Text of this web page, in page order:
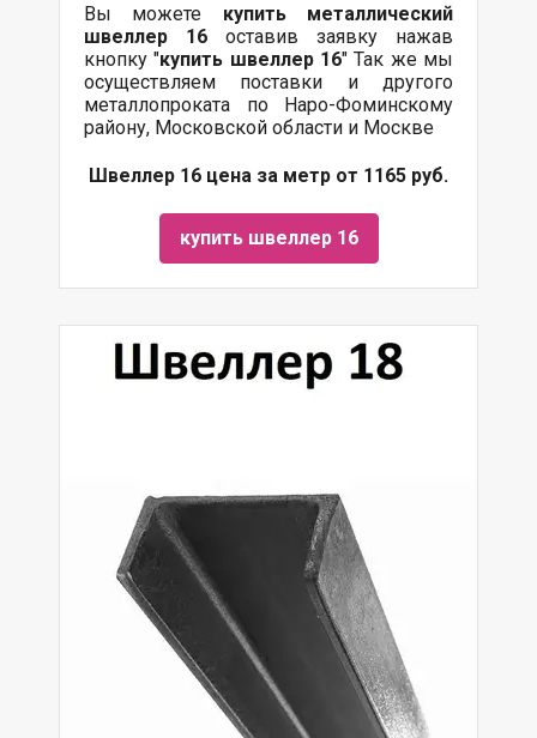
Вы можете купить металлический
швеллер 16 оставив заявку нажав
кнопку "купить швеллер 16" Так же мы
осуществляем поставки и другого
металлопроката по Наро-Фоминскому
району, Московской области и Москве
Швеллер 16 цена за метр от 1165 руб.
купить швеллер 16